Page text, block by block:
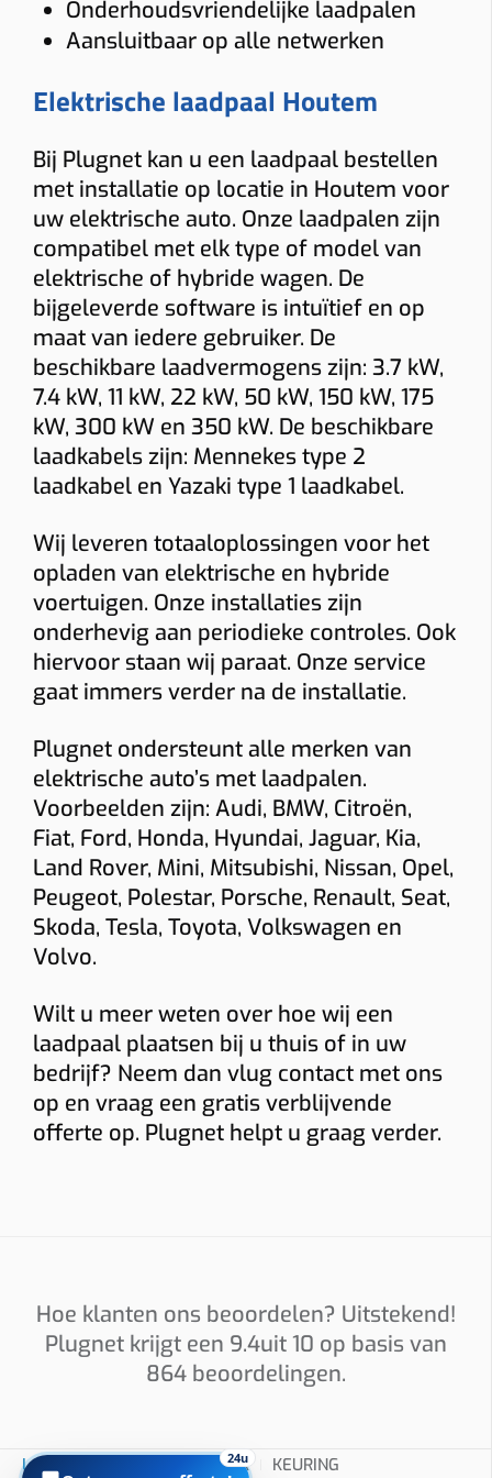
Onderhoudsvriendelijke laadpalen
Aansluitbaar op alle netwerken
Elektrische laadpaal Houtem
Bij Plugnet kan u een laadpaal bestellen
met installatie op locatie in Houtem voor
uw elektrische auto. Onze laadpalen zijn
compatibel met elk type of model van
elektrische of hybride wagen. De
bijgeleverde software is intuïtief en op
maat van iedere gebruiker. De
beschikbare laadvermogens zijn: 3.7 kW,
7.4 kW, 11 kW, 22 kW, 50 kW, 150 kW, 175
kW, 300 kW en 350 kW. De beschikbare
laadkabels zijn: Mennekes type 2
laadkabel en Yazaki type 1 laadkabel.
Wij leveren totaaloplossingen voor het
opladen van elektrische en hybride
voertuigen. Onze installaties zijn
onderhevig aan periodieke controles. Ook
hiervoor staan wij paraat. Onze service
gaat immers verder na de installatie.
Plugnet ondersteunt alle merken van
elektrische auto’s met laadpalen.
Voorbeelden zijn: Audi, BMW, Citroën,
Fiat, Ford, Honda, Hyundai, Jaguar, Kia,
Land Rover, Mini, Mitsubishi, Nissan, Opel,
Peugeot, Polestar, Porsche, Renault, Seat,
Skoda, Tesla, Toyota, Volkswagen en
Volvo.
Wilt u meer weten over hoe wij een
laadpaal plaatsen bij u thuis of in uw
bedrijf? Neem dan vlug contact met ons
op en vraag een gratis verblijvende
offerte op. Plugnet helpt u graag verder.
24u
> 15 m tot 20 m
Ja Nee
Voorkomt dat de hoofdzekering uitvalt.
Meter
Digitale meter Analoge meter
BTW thuis
Woning ≥10 jaar (6% btw) Nieuwere woning (21% btw)
Alleen bij “Thuis”.
Gewenste functies (meerdere mogelijk)
Solar laden Dynamische tarieven laden Vaste kabel
Socket Smart charging Mobiele app
Ingebouwde MID-meter
Bidirectioneel 22 kW
Indicatieve totaalprijs
€ 1543 – € 1774 (incl. 6% btw)
Toestel: € 882
Installatie + materiaal: € 350 • Load balancing: € 87
Naam
E-mail
Telefoon
Installatieadres
Foto’s
Ik ga akkoord dat Plugnet mij mag contacteren i.v.m. mijn
aanvraag.
Prijzen zijn indicatief en afhankelijk van plaatsbezoek/technische
Hoe klanten ons beoordelen? Uitstekend!
Plugnet krijgt een 9.4uit 10 op basis van
864beoordelingen.
LAADPALEN INSTALLATEUR KEURING